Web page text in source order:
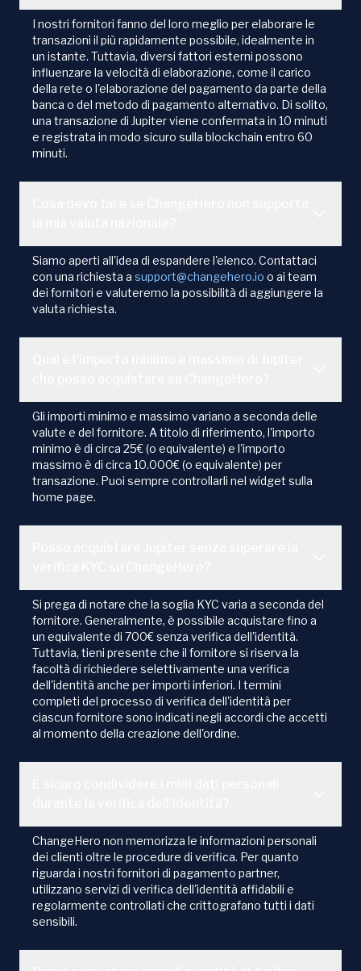
I nostri fornitori fanno del loro meglio per elaborare le
transazioni il più rapidamente possibile, idealmente in
un istante. Tuttavia, diversi fattori esterni possono
influenzare la velocità di elaborazione, come il carico
della rete o l'elaborazione del pagamento da parte della
banca o del metodo di pagamento alternativo. Di solito,
una transazione di Jupiter viene confermata in 10 minuti
e registrata in modo sicuro sulla blockchain entro 60
minuti.
Siamo aperti all'idea di espandere l'elenco. Contattaci
con una richiesta a support@changehero.io o ai team
dei fornitori e valuteremo la possibilità di aggiungere la
valuta richiesta.
Gli importi minimo e massimo variano a seconda delle
valute e del fornitore. A titolo di riferimento, l'importo
minimo è di circa 25€ (o equivalente) e l'importo
massimo è di circa 10.000€ (o equivalente) per
transazione. Puoi sempre controllarli nel widget sulla
home page.
Si prega di notare che la soglia KYC varia a seconda del
fornitore. Generalmente, è possibile acquistare fino a
un equivalente di 700€ senza verifica dell'identità.
Tuttavia, tieni presente che il fornitore si riserva la
facoltà di richiedere selettivamente una verifica
dell'identità anche per importi inferiori. I termini
completi del processo di verifica dell'identità per
ciascun fornitore sono indicati negli accordi che accetti
al momento della creazione dell'ordine.
ChangeHero non memorizza le informazioni personali
dei clienti oltre le procedure di verifica. Per quanto
riguarda i nostri fornitori di pagamento partner,
utilizzano servizi di verifica dell'identità affidabili e
regolarmente controllati che crittografano tutti i dati
sensibili.